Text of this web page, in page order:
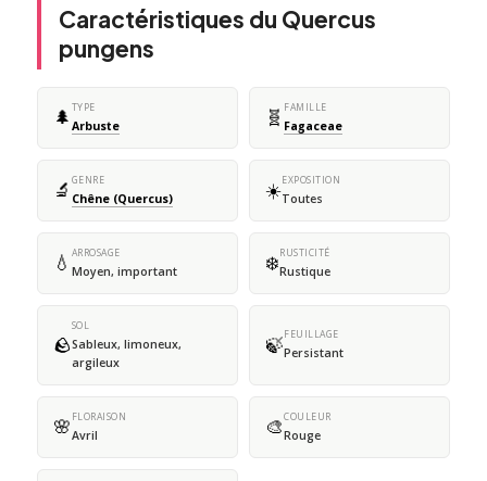
Caractéristiques du Quercus
pungens
🌲 TYPE
Arbuste 🧬 FAMILLE
Fagaceae
🔬 GENRE
Chêne (Quercus) ☀️EXPOSITION
Toutes
💧 ARROSAGE
Moyen, important ❄️RUSTICITÉ
Rustique
🪨
SOL
Sableux, limoneux,
argileux
🍃FEUILLAGE
Persistant
🌸 FLORAISON
Avril 🎨COULEUR
Rouge